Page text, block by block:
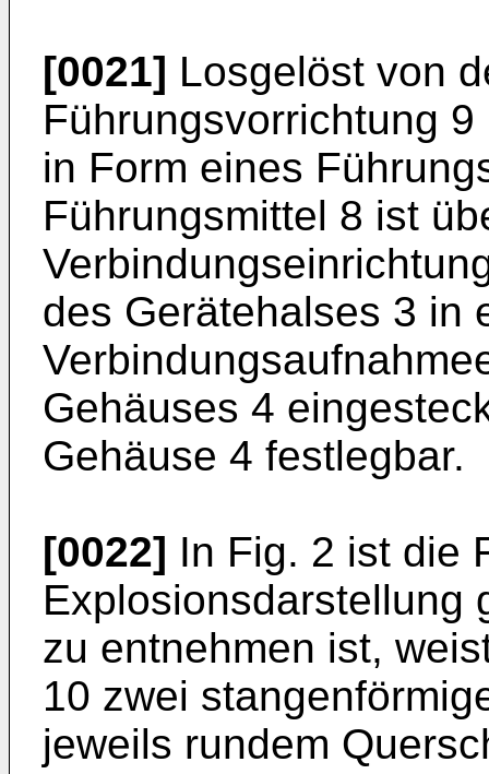
[0021] Losgelöst von
Führungsvorrichtung
in Form eines
Führungsmittel 8 ist
des Gerätehalses 3 in
Gehäuses 4
Gehäuse 4 festlegbar.
[0022] In Fig. 2 ist die
Explosionsdarstellung
zu entnehmen ist,
10 zwei
jeweils rundem